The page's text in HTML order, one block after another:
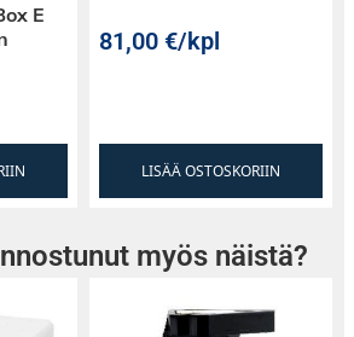
E
81,00€/kpl
LISÄÄ OSTOSKORIIN
myös näistä?